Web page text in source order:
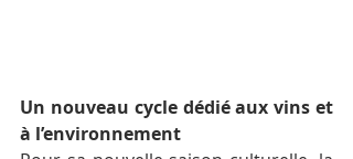
Un nouveau cycle dédié aux vins et
à l’environnement